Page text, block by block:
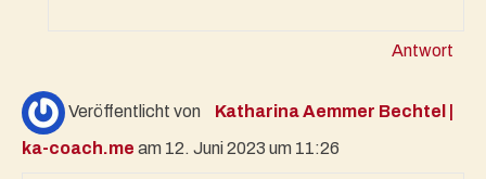
Antwort
Veröffentlicht von
Katharina Aemmer Bechtel |
ka-coach.me am 12. Juni 2023 um 11:26